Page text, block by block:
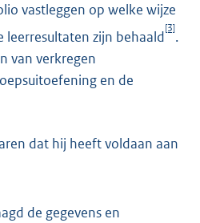
vastleggen op welke wijze
leerresultaten zijn behaald
[3]
.
van verkregen
en de
dat hij heeft voldaan aan
de gegevens en